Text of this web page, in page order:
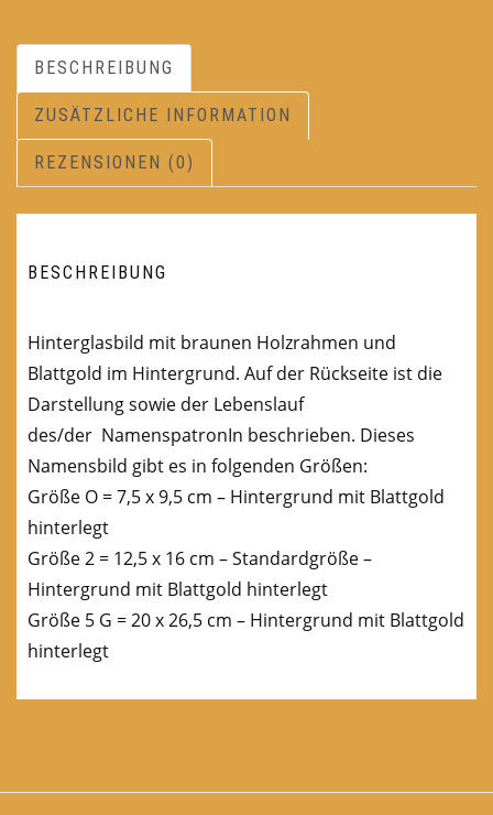
BESCHREIBUNG
ZUSÄTZLICHE INFORMATION
REZENSIONEN (0)
BESCHREIBUNG
Hinterglasbild mit braunen Holzrahmen und
Blattgold im Hintergrund. Auf der Rückseite ist die
Darstellung sowie der Lebenslauf
des/der NamenspatronIn beschrieben. Dieses
Namensbild gibt es in folgenden Größen:
Größe O = 7,5 x 9,5 cm – Hintergrund mit Blattgold
hinterlegt
Größe 2 = 12,5 x 16 cm – Standardgröße –
Hintergrund mit Blattgold hinterlegt
Größe 5 G = 20 x 26,5 cm – Hintergrund mit Blattgold
hinterlegt